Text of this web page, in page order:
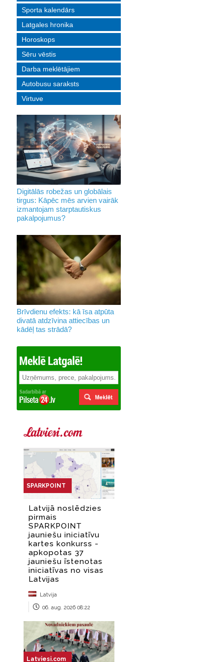
Sporta kalendārs
Latgales hronika
Horoskops
Sēru vēstis
Darba meklētājiem
Autobusu saraksts
Virtuve
Digitālās robežas un globālais
tirgus: Kāpēc mēs arvien vairāk
izmantojam starptautiskus
pakalpojumus?
Brīvdienu efekts: kā īsa atpūta
divatā atdzīvina attiecības un
kādēļ tas strādā?